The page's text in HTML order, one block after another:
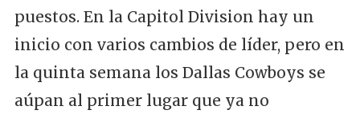
puestos. En la Capitol Division hay un
inicio con varios cambios de líder, pero en
la quinta semana los Dallas Cowboys se
aúpan al primer lugar que ya no